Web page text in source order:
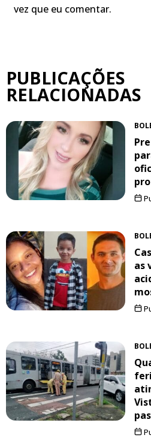
vez que eu comentar.
PUBLICAÇÕES
RELACIONADAS
as